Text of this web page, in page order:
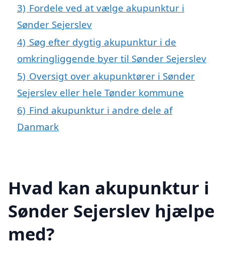
3) Fordele ved at vælge akupunktur i
Sønder Sejerslev
4) Søg efter dygtig akupunktur i de
omkringliggende byer til Sønder Sejerslev
5) Oversigt over akupunktører i Sønder
Sejerslev eller hele Tønder kommune
6) Find akupunktur i andre dele af
Danmark
Hvad kan akupunktur i
Sønder Sejerslev hjælpe
med?